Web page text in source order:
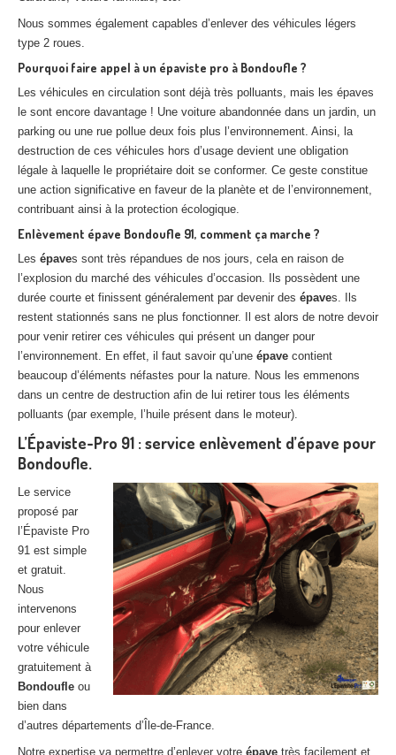
Nous sommes également capables d’enlever des véhicules légers
type 2 roues.
Pourquoi faire appel à un épaviste pro à Bondoufle ?
Les véhicules en circulation sont déjà très polluants, mais les épaves
le sont encore davantage ! Une voiture abandonnée dans un jardin, un
parking ou une rue pollue deux fois plus l’environnement. Ainsi, la
destruction de ces véhicules hors d’usage devient une obligation
légale à laquelle le propriétaire doit se conformer. Ce geste constitue
une action significative en faveur de la planète et de l’environnement,
contribuant ainsi à la protection écologique.
Enlèvement épave Bondoufle 91, comment ça marche ?
Les épaves sont très répandues de nos jours, cela en raison de
l’explosion du marché des véhicules d’occasion. Ils possèdent une
durée courte et finissent généralement par devenir des épaves. Ils
restent stationnés sans ne plus fonctionner. Il est alors de notre devoir
pour venir retirer ces véhicules qui présent un danger pour
l’environnement. En effet, il faut savoir qu’une épave contient
beaucoup d’éléments néfastes pour la nature. Nous les emmenons
dans un centre de destruction afin de lui retirer tous les éléments
polluants (par exemple, l’huile présent dans le moteur).
L’Épaviste-Pro 91 : service enlèvement d’épave pour
Bondoufle.
Le service
proposé par
l’Épaviste Pro
91 est simple
et gratuit.
Nous
intervenons
pour enlever
votre véhicule
gratuitement à
Bondoufle ou
bien dans
d’autres départements d’Île-de-France.
Notre expertise va permettre d’enlever votre épave très facilement et